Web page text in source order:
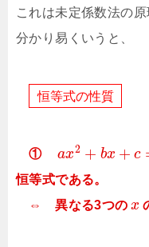
これは未定係数法の原
分かり易くいうと、
恒等式の性質
① ax2 + bx + c
恒等式である。
⇔ 異なる3つの x